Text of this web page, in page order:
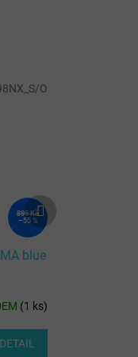
899 Kč
–55 %
blue
(1 ks)
DETAIL
O
produkt